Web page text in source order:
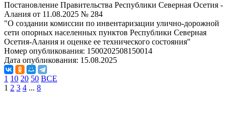
Постановление Правительства Республики Северная Осетия -
Алания от 11.08.2025 № 284
"О создании комиссии по инвентаризации улично-дорожной
сети опорных населенных пунктов Республики Северная
Осетия-Алания и оценке ее технического состояния"
Номер опубликования: 1500202508150014
Дата опубликования: 15.08.2025
1 10 20 50 ВСЕ
1 2 3 4 ... 8